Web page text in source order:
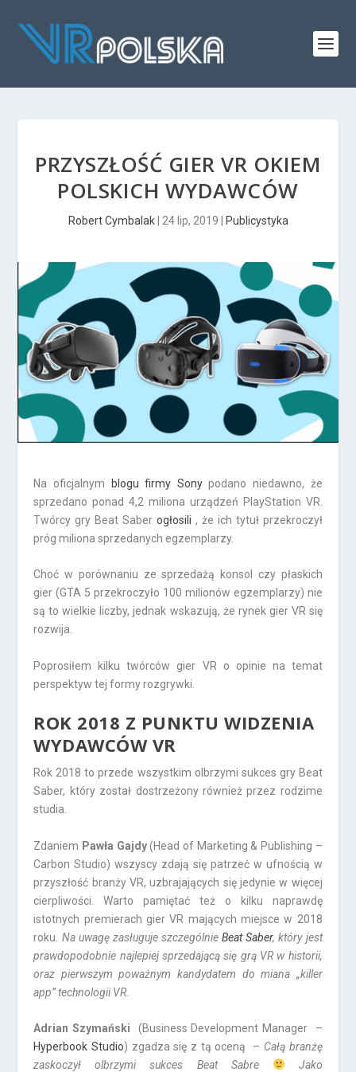
PRZYSZŁOŚĆ GIER VR OKIEM
POLSKICH WYDAWCÓW
Robert Cymbalak| 24 lip, 2019 Publicystyka
Na oficjalnym blogu firmy Sonypodano niedawno, że
sprzedano ponad 4,2 miliona urządzeń PlayStation VR.
Twórcy gry Beat Saberogłosili , że ich tytuł przekroczył
próg miliona sprzedanych egzemplarzy.
Choć w porównaniu ze sprzedażą konsol czy płaskich
gier (GTA 5 przekroczyło 100 milionów egzemplarzy) nie
są to wielkie liczby, jednak wskazują, że rynek gier VR się
rozwija.
Poprosiłem kilku twórców gier VR o opinie na temat
perspektyw tej formy rozgrywki.
ROK 2018 Z PUNKTU WIDZENIA
WYDAWCÓW VR
Rok 2018 to przede wszystkim olbrzymi sukces gry Beat
Saber, który został dostrzeżony również przez rodzime
studia.
Zdaniem Pawła Gajdy(Head of Marketing & Publishing –
Carbon Studio) wszyscy zdają się patrzeć w ufnością w
przyszłość branży VR, uzbrajających się jedynie w więcej
cierpliwości. Warto pamiętać też o kilku naprawdę
istotnych premierach gier VR mających miejsce w 2018
roku. Na uwagę zasługuje szczególnieBeat Saber, który jest
prawdopodobnie najlepiej sprzedającą się grą VR w historii,
oraz pierwszym poważnym kandydatem do miana „killer
app” technologii VR.
Adrian Szymański (Business Development Manager –
Hyperbook Studio) zgadza się z tą oceną – Całą branżę
zaskoczył olbrzymi sukces Beat Sabre
Jako